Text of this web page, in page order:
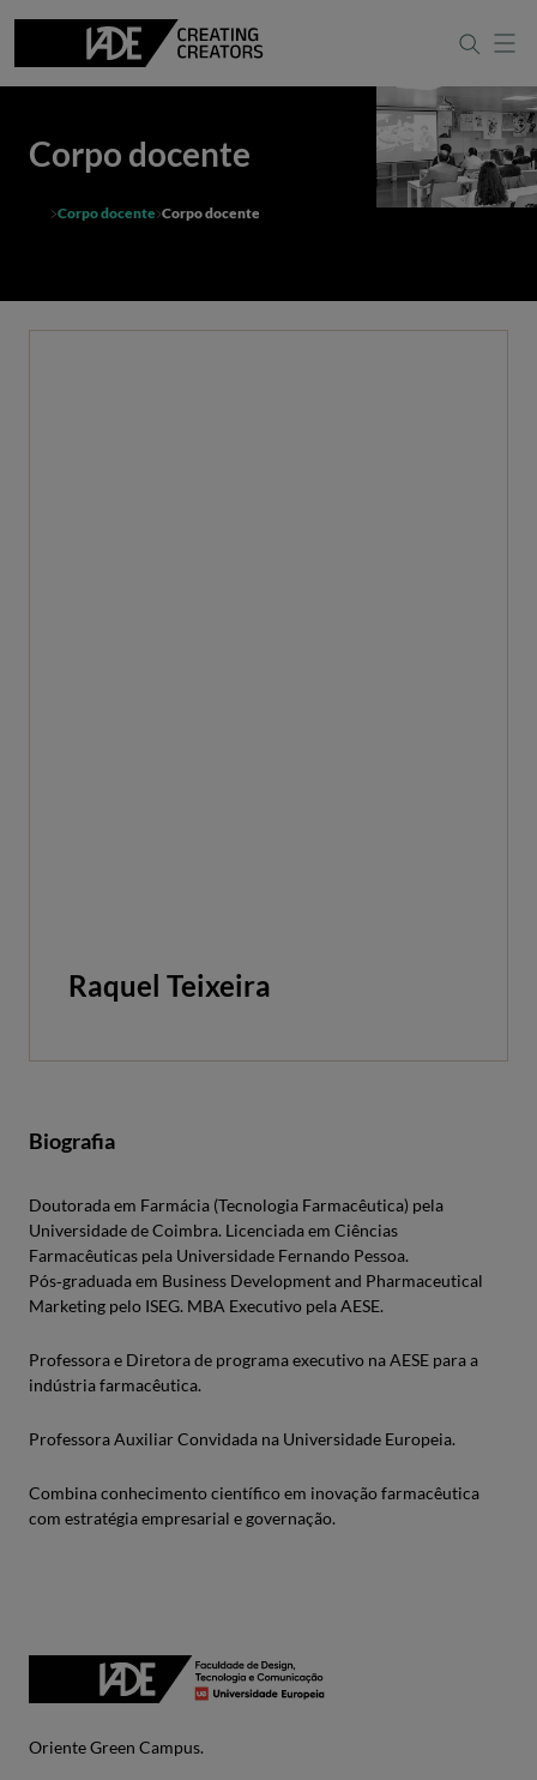
Corpo docente
Corpo docente Corpo docente
Raquel Teixeira
Biografia
Doutorada em Farmácia (Tecnologia Farmacêutica) pela
Universidade de Coimbra. Licenciada em Ciências
Farmacêuticas pela Universidade Fernando Pessoa.
Pós‑graduada em Business Development and Pharmaceutical
Marketing pelo ISEG. MBA Executivo pela AESE.
Professora e Diretora de programa executivo na AESE para a
indústria farmacêutica.
Professora Auxiliar Convidada na Universidade Europeia.
Combina conhecimento científico em inovação farmacêutica
com estratégia empresarial e governação.
Oriente Green Campus.